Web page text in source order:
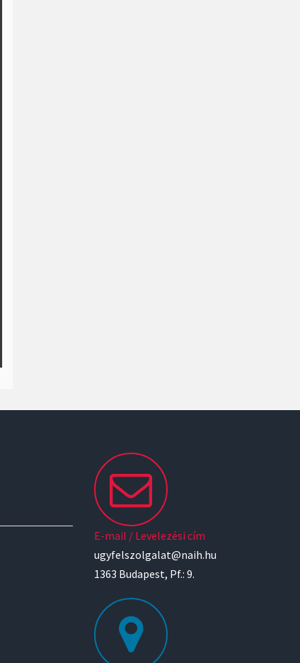
E-mail / Levelezési cím
ugyfelszolgalat@naih.hu
1363 Budapest, Pf.: 9.